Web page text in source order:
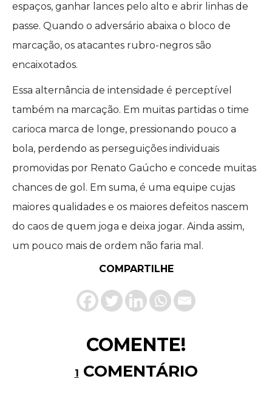
espaços, ganhar lances pelo alto e abrir linhas de
passe. Quando o adversário abaixa o bloco de
marcação, os atacantes rubro-negros são
encaixotados.
Essa alternância de intensidade é perceptível
também na marcação. Em muitas partidas o time
carioca marca de longe, pressionando pouco a
bola, perdendo as perseguições individuais
promovidas por Renato Gaúcho e concede muitas
chances de gol. Em suma, é uma equipe cujas
maiores qualidades e os maiores defeitos nascem
do caos de quem joga e deixa jogar. Ainda assim,
um pouco mais de ordem não faria mal.
COMPARTILHE
COMENTE!
1 COMENTÁRIO